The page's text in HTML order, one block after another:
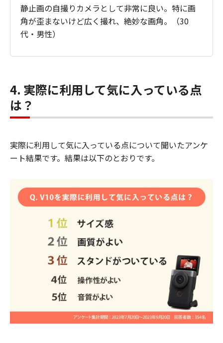
静止画の自撮りカメラとして非常に良い。特に画
角が歪まないけど広く撮れ、絶妙な画角。（30
代・男性）
4. 実際に利用して気に入っている点
は？
実際に利用して気に入っている点について聞いたアンケ
ート結果です。結果は以下のとおりです。